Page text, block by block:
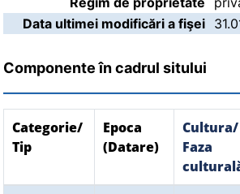
Data ultimei modificări a fişei
Componente în cadrul sitului
Categorie/
Tip
Epoca
(Datare)
Cultura/
Faza